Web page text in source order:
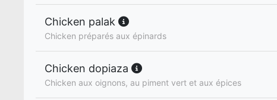
Chicken palak
Chicken préparés aux épinards
Chicken dopiaza
Chicken aux oignons, au piment vert et aux épices